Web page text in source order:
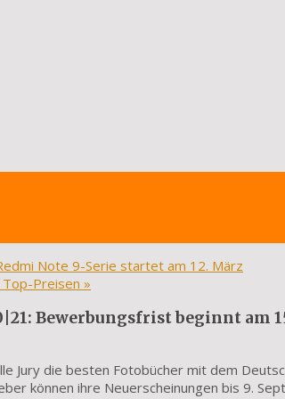
Note 9-Serie startet am 12. März
Preisen »
Bewerbungsfrist beginnt am
Jury die besten Fotobücher mit dem
können ihre Neuerscheinungen bis 9.